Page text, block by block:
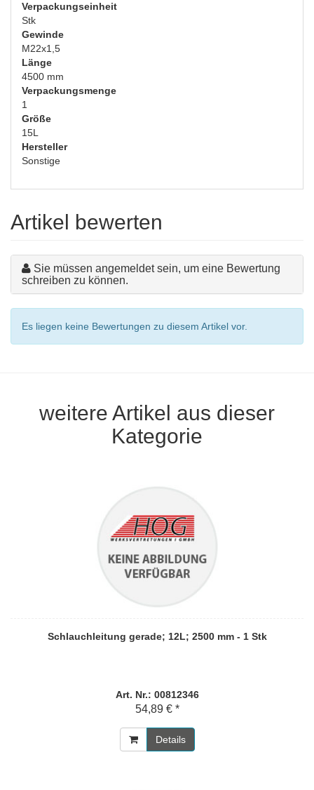
Verpackungseinheit
Stk
Gewinde
M22x1,5
Länge
4500 mm
Verpackungsmenge
1
Größe
15L
Hersteller
Sonstige
Artikel bewerten
Sie müssen angemeldet sein, um eine Bewertung
schreiben zu können.
Es liegen keine Bewertungen zu diesem Artikel vor.
weitere Artikel aus dieser
Kategorie
Schlauchleitung gerade; 12L; 2500 mm - 1 Stk
Art. Nr.: 00812346
54,89 € *
Details